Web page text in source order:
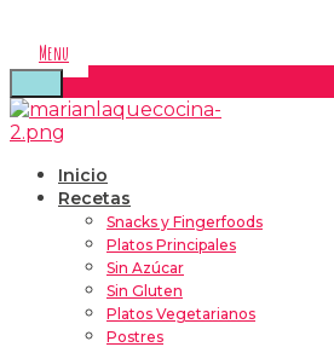
Menu
Inicio
Recetas
Snacks y Fingerfoods
Platos Principales
Sin Azúcar
Sin Gluten
Platos Vegetarianos
Postres